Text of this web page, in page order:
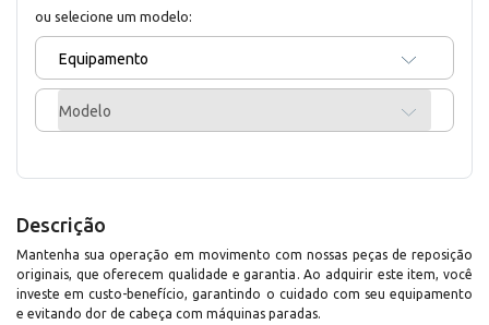
ou selecione um modelo:
Equipamento
Modelo
Descrição
Mantenha sua operação em movimento com nossas peças de reposição
originais, que oferecem qualidade e garantia. Ao adquirir este item, você
investe em custo-benefício, garantindo o cuidado com seu equipamento
e evitando dor de cabeça com máquinas paradas.